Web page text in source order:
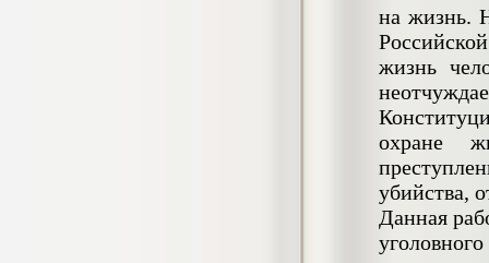
на жизнь.
жизнь
охране
убийства,
Данная